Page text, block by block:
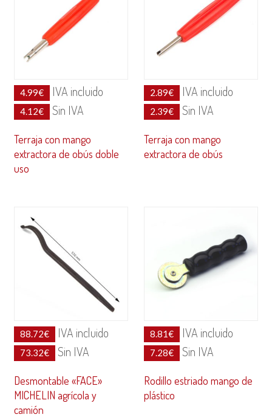
4.99€ IVA incluido
4.12€ Sin IVA
Terraja con mango
extractora de obús doble
uso
2.89€ IVA incluido
2.39€ Sin IVA
Terraja con mango
extractora de obús
88.72€ IVA incluido
73.32€ Sin IVA
Desmontable «FACE»
MICHELIN agrícola y
camión
8.81€ IVA incluido
7.28€ Sin IVA
Rodillo estriado mango de
plástico